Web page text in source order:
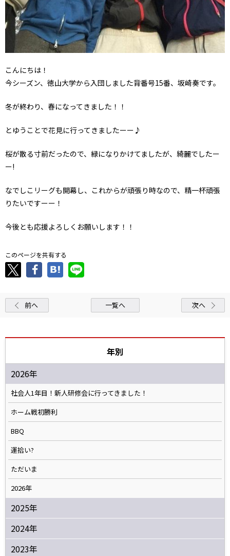
こんにちは！
今シーズン、徳山大学から入団しました背番号15番、坂崎奏です。
冬が終わり、春になってきました！！
とゆうことで花見に行ってきましたーー♪
桜が散る寸前だったので、緑になりかけてましたが、綺麗でしたー
ー!
なでしこリーグも開幕し、これからが頑張り時なので、精一杯頑張
りたいですーー！
今後とも応援よろしくお願いします！！
このページを共有する
前へ 一覧へ 次へ
年別
2026年
社会人1年目！新人研修会に行ってきました！
ホーム戦初勝利
BBQ
運拾い?
ただいま
2026年
2025年
2024年
2023年